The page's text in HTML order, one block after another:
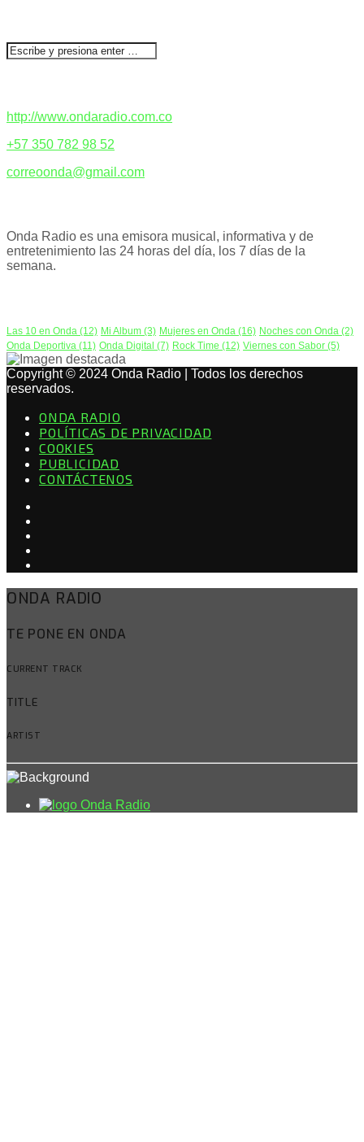
http://www.ondaradio.com.co
+57 350 782 98 52
correoonda@gmail.com
Onda Radio es una emisora musical, informativa y de
entretenimiento las 24 horas del día, los 7 días de la
semana.
Las 10 en Onda (12) Mi Album (3) Mujeres en Onda (16) Noches con Onda (2)
Onda Deportiva (11) Onda Digital (7) Rock Time (12) Viernes con Sabor (5)
Copyright © 2024 Onda Radio | Todos los derechos
reservados.
ONDA RADIO
POLÍTICAS DE PRIVACIDAD
COOKIES
PUBLICIDAD
CONTÁCTENOS
ONDA RADIO
TE PONE EN ONDA
CURRENT TRACK
TITLE
ARTIST
Onda Radio